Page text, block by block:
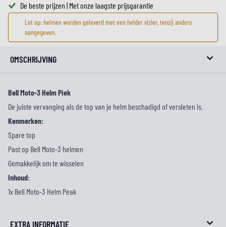
De beste prijzen | Met onze laagste prijsgarantie
Let op: helmen worden geleverd met een helder vizier, tenzij anders
aangegeven.
OMSCHRIJVING
Bell Moto-3 Helm Piek
De juiste vervanging als de top van je helm beschadigd of versleten is.
Kenmerken:
Spare top
Past op Bell Moto-3 helmen
Gemakkelijk om te wisselen
Inhoud:
1x Bell Moto-3 Helm Peak
EXTRA INFORMATIE